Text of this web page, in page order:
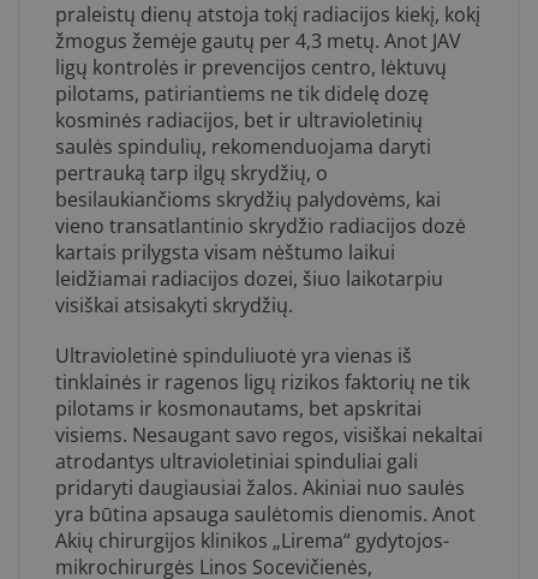
praleistų dienų atstoja tokį radiacijos kiekį, kokį
žmogus žemėje gautų per 4,3 metų. Anot JAV
ligų kontrolės ir prevencijos centro, lėktuvų
pilotams, patiriantiems ne tik didelę dozę
kosminės radiacijos, bet ir ultravioletinių
saulės spindulių, rekomenduojama daryti
pertrauką tarp ilgų skrydžių, o
besilaukiančioms skrydžių palydovėms, kai
vieno transatlantinio skrydžio radiacijos dozė
kartais prilygsta visam nėštumo laikui
leidžiamai radiacijos dozei, šiuo laikotarpiu
visiškai atsisakyti skrydžių.
Ultravioletinė spinduliuotė yra vienas iš
tinklainės ir ragenos ligų rizikos faktorių ne tik
pilotams ir kosmonautams, bet apskritai
visiems. Nesaugant savo regos, visiškai nekaltai
atrodantys ultravioletiniai spinduliai gali
pridaryti daugiausiai žalos. Akiniai nuo saulės
yra būtina apsauga saulėtomis dienomis. Anot
Akių chirurgijos klinikos „Lirema“ gydytojos-
mikrochirurgės Linos Socevičienės,